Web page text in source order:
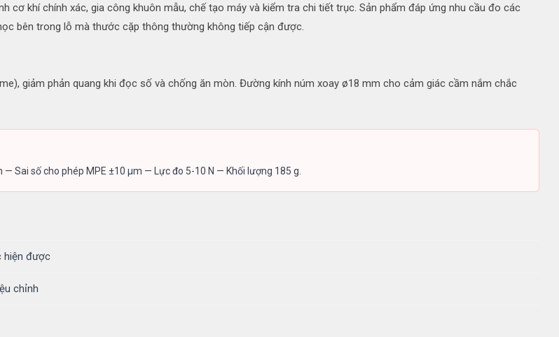
cơ khí chính xác, gia công khuôn mẫu, chế tạo máy và kiểm tra chi tiết trục. Sản phẩm đáp ứng nhu cầu đo các
bên trong lỗ mà thước cặp thông thường không tiếp cận được.
giảm phản quang khi đọc số và chống ăn mòn. Đường kính núm xoay ø18 mm cho cảm giác cầm nắm chắc
Sai số cho phép MPE ±10 µm — Lực đo 5-10 N — Khối lượng 185 g.
hiện được
chỉnh